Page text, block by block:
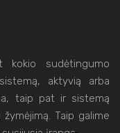
sudėtingumo
aktyvią arba
taip pat ir sistemą
Taip galime